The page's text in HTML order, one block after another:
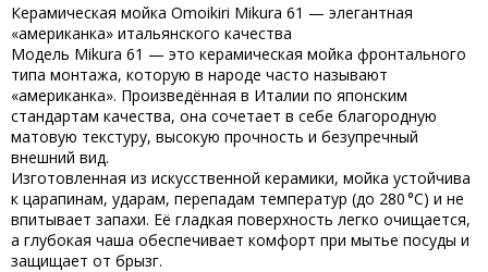
Керамическая мойка Omoikiri Mikura 61 — элегантная
«американка» итальянского качества
Модель Mikura 61 — это керамическая мойка фронтального
типа монтажа, которую в народе часто называют
«американка». Произведённая в Италии по японским
стандартам качества, она сочетает в себе благородную
матовую текстуру, высокую прочность и безупречный
внешний вид.
Изготовленная из искусственной керамики, мойка устойчива
к царапинам, ударам, перепадам температур (до 280 °C) и не
впитывает запахи. Её гладкая поверхность легко очищается,
а глубокая чаша обеспечивает комфорт при мытье посуды и
защищает от брызг.